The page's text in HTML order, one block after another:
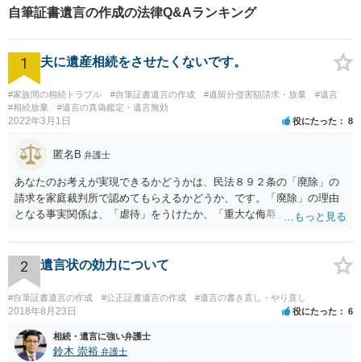
自筆証書遺言の作成の法律Q&Aランキング
1 夫に遺産相続をさせたくないです。
#家族間の相続トラブル #自筆証書遺言の作成 #遺留分侵害額請求・放棄
#遺言
#相続放棄
#遺言の真偽鑑定・遺言無効
2022年3月1日 役にたった 8
匿名B 弁護士
あなたのお考えが実現できるかどうかは、民法８９２条の「廃除」の
請求を家庭裁判所で認めてもらえるかどうか、です。「廃除」の理由
となる事実関係は、「虐待」をうけたか、「重大な侮辱」を受けた
「廃除」は遺言でも可能です（民法８９３条）。 弁護士に具体的な事
情を話して相談して、「廃除」が可能か、実際に法律相談を受けるこ
とをお勧めします。
2 遺言状の効力について
#自筆証書遺言の作成 #公正証書遺言の作成 #遺言の書き直し・やり直し
2018年8月23日 役にたった 6
相続・遺言に強い弁護士
鈴木 崇裕 弁護士